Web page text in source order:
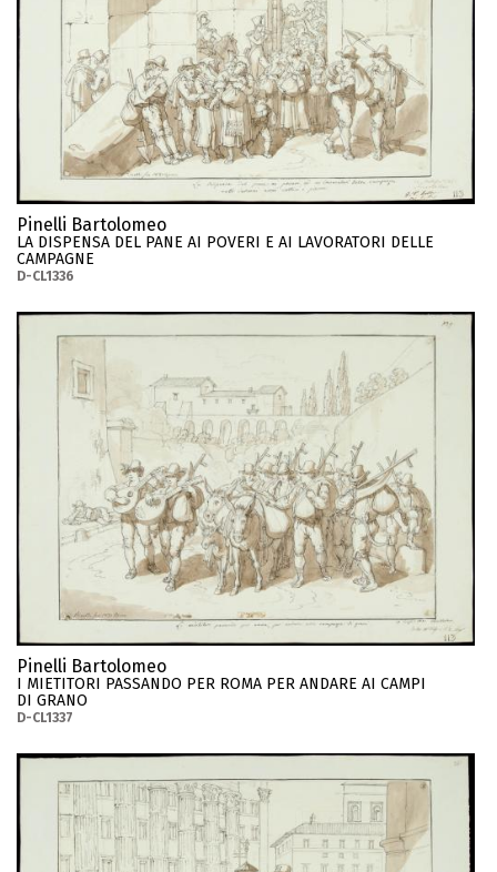
Pinelli Bartolomeo
LA DISPENSA DEL PANE AI POVERI E AI LAVORATORI DELLE
CAMPAGNE
D-CL1336
Pinelli Bartolomeo
I MIETITORI PASSANDO PER ROMA PER ANDARE AI CAMPI
DI GRANO
D-CL1337